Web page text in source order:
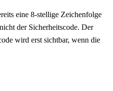
eine 8-stellige Zeichenfolge
der Sicherheitscode. Der
wird erst sichtbar, wenn die